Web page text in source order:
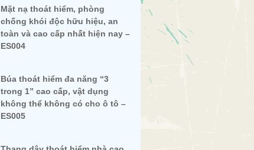
Mặt nạ thoát hiểm, phòng
chống khói độc hữu hiệu, an
toàn và cao cấp nhất hiện nay –
ES004
Búa thoát hiểm đa năng “3
trong 1” cao cấp, vật dụng
không thể không có cho ô tô –
ES005